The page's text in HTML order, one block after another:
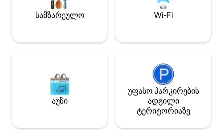
ადგილას, სადაც პარკებამდე,
რესტორნებამდე,
უნივერსიტეტებამდე და ადგილობრივ
რამდენიმე წუთში მოხვდებით. იტაკის
სამზარეულო Wi-Fi
აუზი
უფასო პარკირების
ადგილი
ტერიტორიაზე